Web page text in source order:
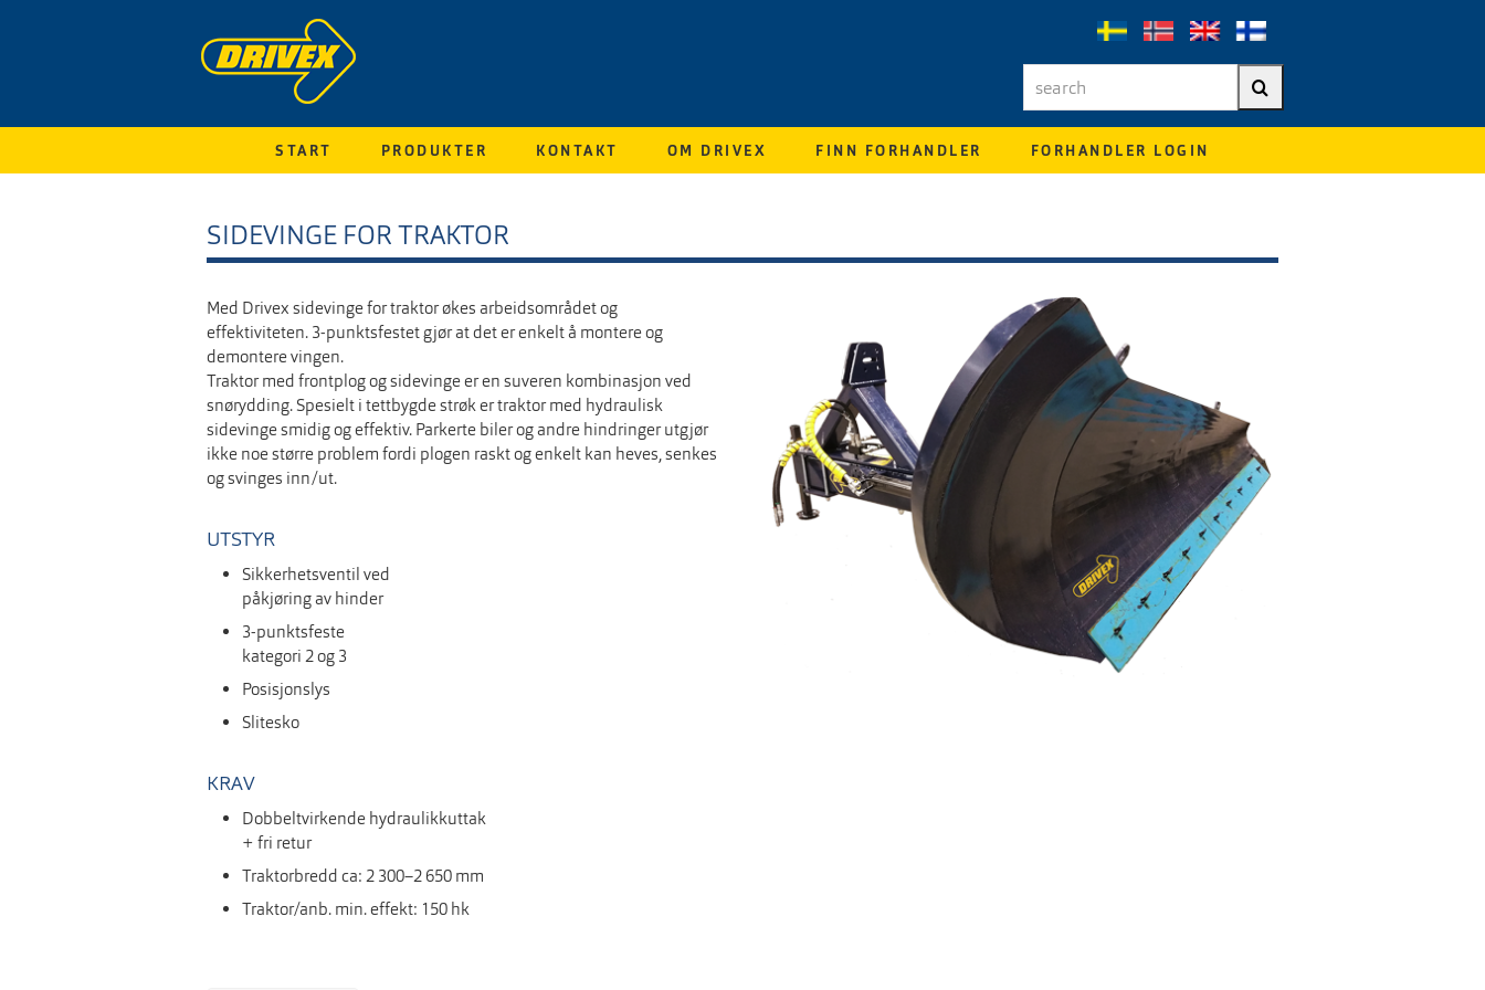
search
START PRODUKTER KONTAKT OM DRIVEX FINN FORHANDLER FORHANDLER LOGIN
SIDEVINGE FOR TRAKTOR
Med Drivex sidevinge for traktor økes arbeidsområdet og
effektiviteten. 3-punktsfestet gjør at det er enkelt å montere og
demontere vingen.
Traktor med frontplog og sidevinge er en suveren kombinasjon ved
snørydding. Spesielt i tettbygde strøk er traktor med hydraulisk
sidevinge smidig og effektiv. Parkerte biler og andre hindringer utgjør
ikke noe større problem fordi plogen raskt og enkelt kan heves, senkes
og svinges inn/ut.
UTSTYR
Sikkerhetsventil ved
påkjøring av hinder
3-punktsfeste
kategori 2 og 3
Posisjonslys
Slitesko
KRAV
Dobbeltvirkende hydraulikkuttak
+ fri retur
Traktorbredd ca: 2 300–2 650 mm
Traktor/anb. min. effekt: 150 hk